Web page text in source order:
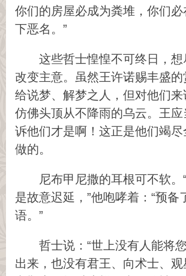
你们的房屋必成为粪堆，你们必
下恶名。”
这些哲士惶惶不可终日，想
改变主意。虽然王许诺赐丰盛
给说梦、解梦之人，但对他们
仿佛头顶从不降雨的乌云。王
诉他们才是啊！这正是他们竭尽
做的。
尼布甲尼撒的耳根可不软。
是故意迟延，”他咆哮着：“预备
语。”
哲士说：“世上没有人能将
出来，也没有君王、向术士、